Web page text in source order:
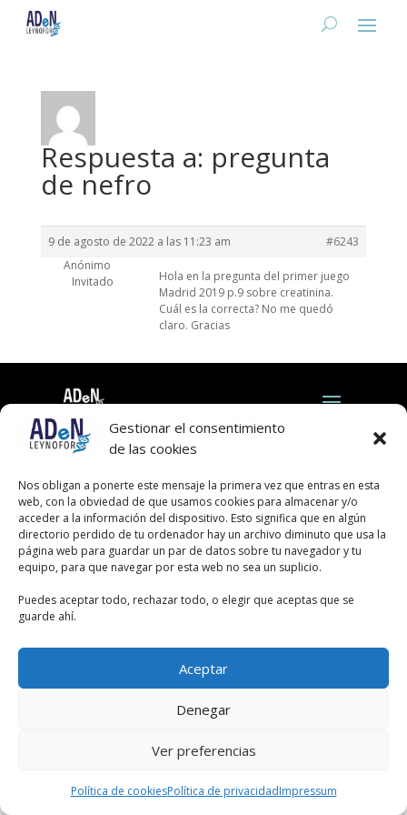
Gestionar el consentimiento
de las cookies
Nos obligan a ponerte este mensaje la primera vez que entras en esta
web, con la obviedad de que usamos cookies para almacenar y/o
acceder a la información del dispositivo. Esto significa que en algún
directorio perdido de tu ordenador hay un archivo diminuto que usa la
página web para guardar un par de datos sobre tu navegador y tu
equipo, para que navegar por esta web no sea un suplicio.
Puedes aceptar todo, rechazar todo, o elegir que aceptas que se
guarde ahí.
Aceptar
Denegar
Ver preferencias
Política de cookiesPolítica de privacidadImpressum
Respuesta a: pregunta
de nefro
9 de agosto de 2022 a las 11:23 am
#6243
Anónimo
Invitado
Hola en la pregunta del primer juego
Madrid 2019 p.9 sobre creatinina.
Cuál es la correcta? No me quedó
claro. Gracias